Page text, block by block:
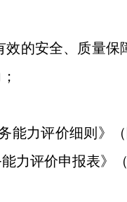
的安全、质量保
力评价细则》
力评价申报表》